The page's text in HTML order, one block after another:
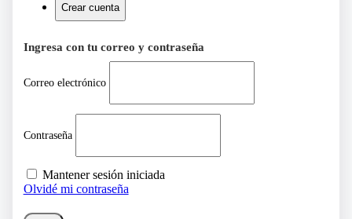
Crear cuenta
Ingresa con tu correo y contraseña
Correo electrónico
Contraseña
Mantener sesión iniciada
Olvidé mi contraseña